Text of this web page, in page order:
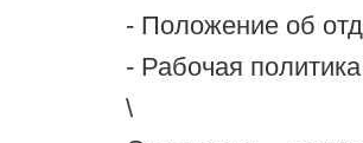
- Положение об
- Рабочая
\